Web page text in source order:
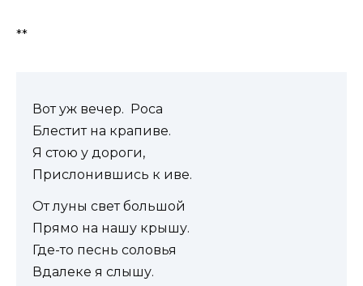
**
Вот уж вечер. Роса
Блестит на крапиве.
Я стою у дороги,
Прислонившись к иве.
От луны свет большой
Прямо на нашу крышу.
Где-то песнь соловья
Вдалеке я слышу.